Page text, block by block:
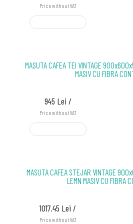
Price without VAT
MASUTA CAFEA TEI VINTAGE
MASIV CU FIBRA
945 Lei /
Price without VAT
MASUTA CAFEA STEJAR VINTAGE
LEMN MASIV CU FIBRA
1017.45 Lei /
Price without VAT